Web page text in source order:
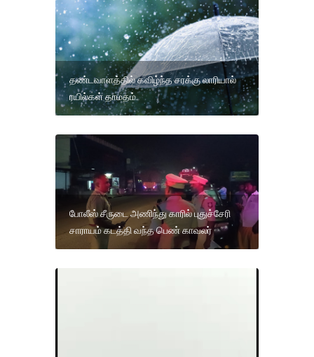
தண்டவாளத்தில் கவிழ்ந்த சரக்கு லாரியால்
ரயில்கள் தாமதம்.
போலீஸ் சீருடை அணிந்து காரில் புதுச்சேரி
சாராயம் கடத்தி வந்த பெண் காவலர்